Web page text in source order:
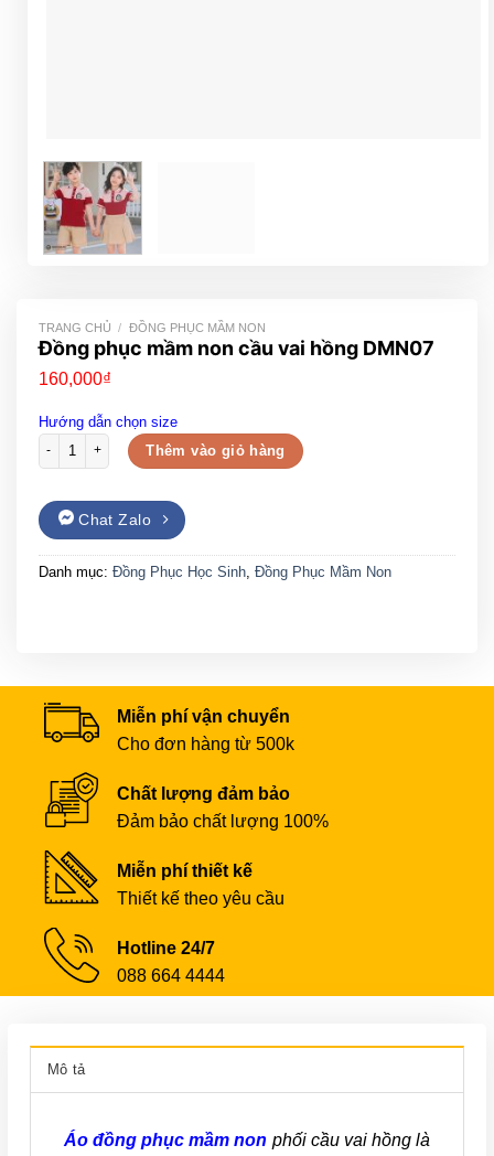
TRANG CHỦ / ĐỒNG PHỤC MẦM NON
Đồng phục mầm non cầu vai hồng DMN07
160,000₫
Hướng dẫn chọn size
Đồng phục mầm non cầu vai hồng DMN07 số lượng
Thêm vào giỏ hàng
Chat Zalo
Danh mục: Đồng Phục Học Sinh, Đồng Phục Mầm Non
Miễn phí vận chuyển
Cho đơn hàng từ 500k
Chất lượng đảm bảo
Đảm bảo chất lượng 100%
Miễn phí thiết kế
Thiết kế theo yêu cầu
Hotline 24/7
088 664 4444
Mô tả
Áo đồng phục mầm non phối cầu vai hồng là